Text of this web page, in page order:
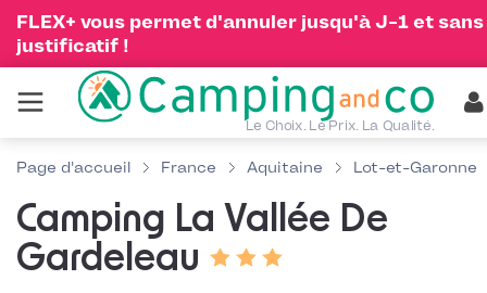
FLEX+ vous permet d'annuler jusqu'à J-1 et sans
justificatif !
Le Choix. Le Prix. La Qualité.
Page d'accueil France Aquitaine Lot-et-Garonne
Camping La Vallée De
Gardeleau